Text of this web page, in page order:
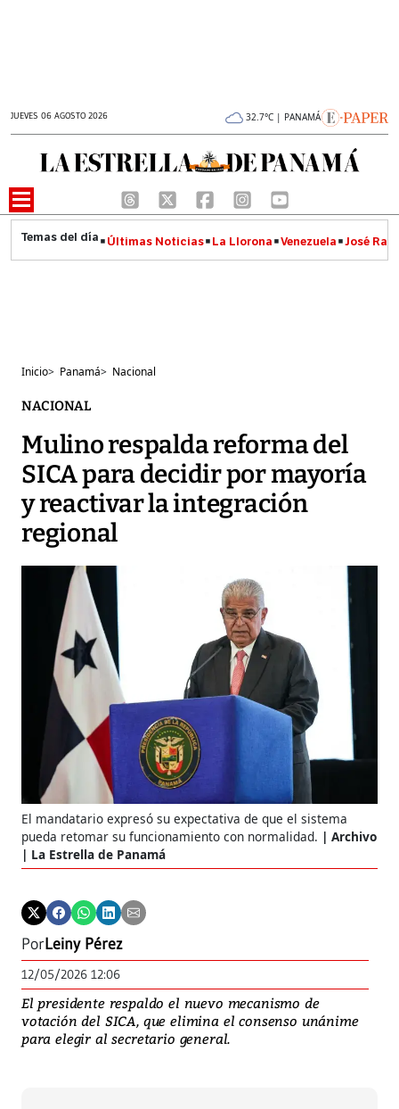
JUEVES 06 AGOSTO 2026 32.7°C | PANAMÁ
Últimas Noticias La Llorona Venezuela José
Inicio> Panamá> Nacional
NACIONAL
Mulino respalda reforma del
SICA para decidir por mayoría
y reactivar la integración
regional
El mandatario expresó su expectativa de que el sistema
pueda retomar su funcionamiento con normalidad.
Archivo
| La Estrella de Panamá
PorLeiny Pérez
12/05/2026 12:06
El presidente respaldo el nuevo mecanismo de
votación del SICA, que elimina el consenso unánime
para elegir al secretario general.